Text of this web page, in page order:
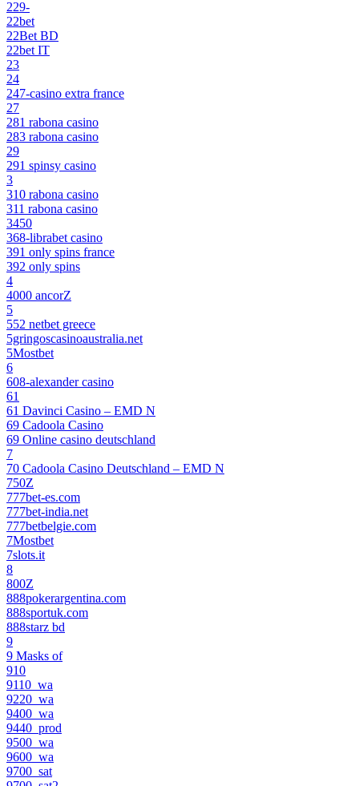
229-
22bet
22Bet BD
22bet IT
23
24
247-casino extra france
27
281 rabona casino
283 rabona casino
29
291 spinsy casino
3
310 rabona casino
311 rabona casino
3450
368-librabet casino
391 only spins france
392 only spins
4
4000 ancorZ
5
552 netbet greece
5gringoscasinoaustralia.net
5Mostbet
6
608-alexander casino
61
61 Davinci Casino – EMD N
69 Cadoola Casino
69 Online casino deutschland
7
70 Cadoola Casino Deutschland – EMD N
750Z
777bet-es.com
777bet-india.net
777betbelgie.com
7Mostbet
7slots.it
8
800Z
888pokerargentina.com
888sportuk.com
888starz bd
9
9 Masks of
910
9110_wa
9220_wa
9400_wa
9440_prod
9500_wa
9600_wa
9700_sat